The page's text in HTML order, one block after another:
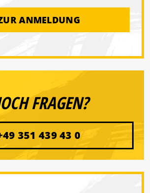
ANMELDUNG
FRAGEN?
351 439 43 0